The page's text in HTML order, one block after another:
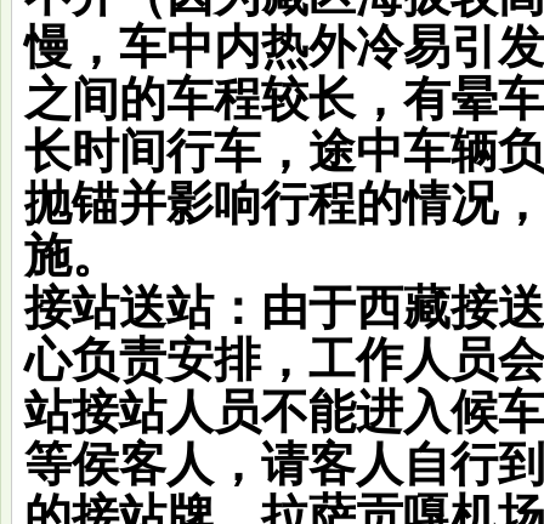
慢，车中内热外冷易引
之间的车程较长，有晕
长时间行车，途中车辆
抛锚并影响行程的情况
施。
接站送站： 由于西藏接
心负责安排，工作人员
站接站人员不能进入候
等侯客人，请客人自行